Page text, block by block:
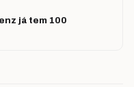
já tem 100